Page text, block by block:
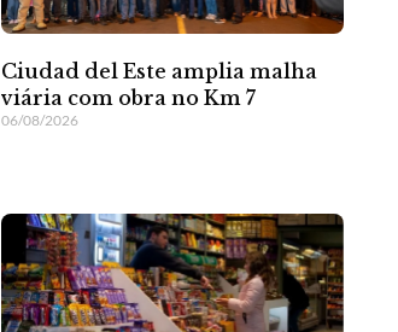
Ciudad del Este amplia malha
viária com obra no Km 7
06/08/2026